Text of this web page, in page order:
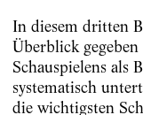
In diesem dritten
Überblick
Schauspielens als
systematisch
die wichtigsten